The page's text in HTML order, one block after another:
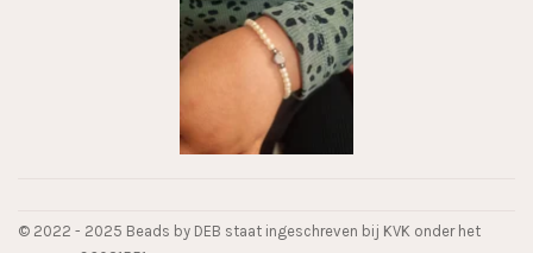
© 2022 - 2025 Beads by DEB staat ingeschreven bij KVK onder het